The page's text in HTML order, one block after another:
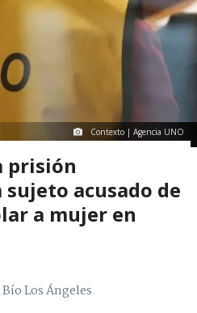
Contexto | Agencia UNO
prisión
acusado de
a mujer en
Los Ángeles